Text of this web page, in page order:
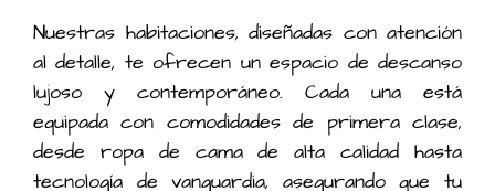
Nuestras habitaciones, diseñadas con atención
al detalle, te ofrecen un espacio de descanso
lujoso y contemporáneo. Cada una está
equipada con comodidades de primera clase,
desde ropa de cama de alta calidad hasta
tecnología de vanguardia, asegurando que tu